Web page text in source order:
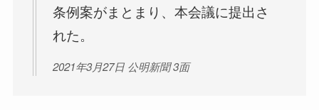
条例案がまとまり、本会議に提出さ
れた。
2021年3月27日 公明新聞 3面